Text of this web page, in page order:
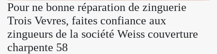
Pour ne bonne réparation de zinguerie
Trois Vevres, faites confiance aux
zingueurs de la société Weiss couverture
charpente 58